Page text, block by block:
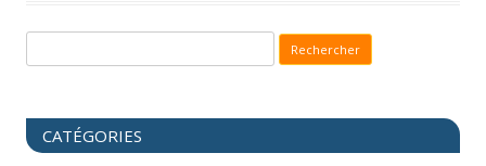
CATÉGORIES